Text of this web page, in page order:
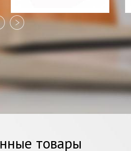
Нож Berghoff Coda для
мяса, 18 см
450 грн
товары